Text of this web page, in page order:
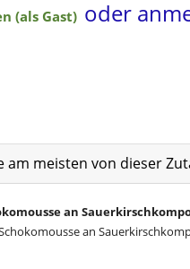
am meisten von dieser
an
an